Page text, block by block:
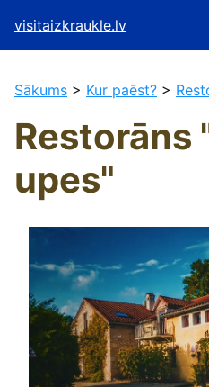
visitaizkraukle.lv
Sākums > Kur paēst? >
Restorāns
upes"